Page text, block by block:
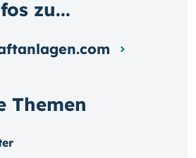
Themen
zu...